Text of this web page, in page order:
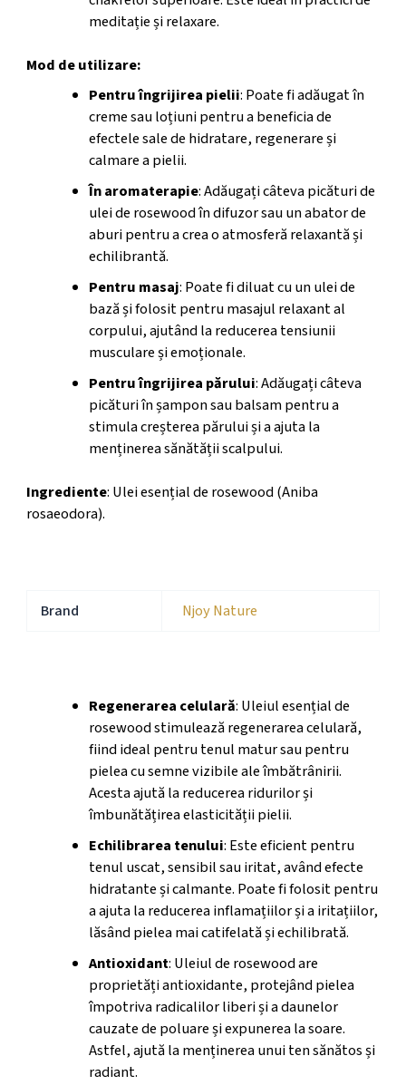
meditație și relaxare.
Mod de utilizare:
Pentru îngrijirea pielii: Poate fi adăugat în
creme sau loțiuni pentru a beneficia de
efectele sale de hidratare, regenerare și
calmare a pielii.
În aromaterapie: Adăugați câteva picături de
ulei de rosewood în difuzor sau un abator de
aburi pentru a crea o atmosferă relaxantă și
echilibrantă.
Pentru masaj: Poate fi diluat cu un ulei de
bază și folosit pentru masajul relaxant al
corpului, ajutând la reducerea tensiunii
musculare și emoționale.
Pentru îngrijirea părului: Adăugați câteva
picături în șampon sau balsam pentru a
stimula creșterea părului și a ajuta la
menținerea sănătății scalpului.
Ingrediente: Ulei esențial de rosewood (Aniba
rosaeodora).
Brand Njoy Nature
Regenerarea celulară: Uleiul esențial de
rosewood stimulează regenerarea celulară,
fiind ideal pentru tenul matur sau pentru
pielea cu semne vizibile ale îmbătrânirii.
Acesta ajută la reducerea ridurilor și
îmbunătățirea elasticității pielii.
Echilibrarea tenului: Este eficient pentru
tenul uscat, sensibil sau iritat, având efecte
hidratante și calmante. Poate fi folosit pentru
a ajuta la reducerea inflamațiilor și a iritațiilor,
lăsând pielea mai catifelată și echilibrată.
Antioxidant: Uleiul de rosewood are
proprietăți antioxidante, protejând pielea
împotriva radicalilor liberi și a daunelor
cauzate de poluare și expunerea la soare.
Astfel, ajută la menținerea unui ten sănătos și
radiant.